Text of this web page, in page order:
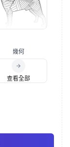
幾何
查看全部